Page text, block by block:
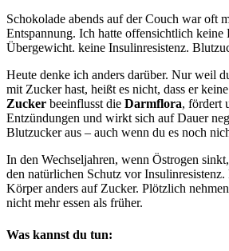
Schokolade abends auf der Couch war oft
Entspannung. Ich hatte offensichtlich keine
Übergewicht. keine Insulinresistenz.
Heute denke ich anders darüber. Nur weil
mit Zucker hast, heißt es nicht, dass er
Zucker beeinflusst die Darmflora, fördert
Entzündungen und wirkt sich auf Dauer
Blutzucker aus – auch wenn du es noch
In den Wechseljahren, wenn Östrogen
den natürlichen Schutz vor
Körper anders auf Zucker. Plötzlich
nicht mehr essen als früher.
Was kannst du tun: